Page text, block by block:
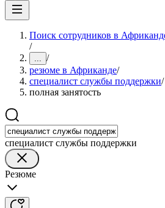
Поиск сотрудников в
/
... /
резюме в Африканде/
специалист службы поддержки/
полная занятость
специалист службы поддержки
Резюме